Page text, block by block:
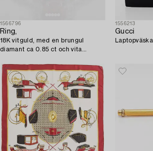
1566796
Ring,
18K vitguld, med en brungul
diamant ca 0.85 ct och vita
1556213
Gucci
Laptopväska.